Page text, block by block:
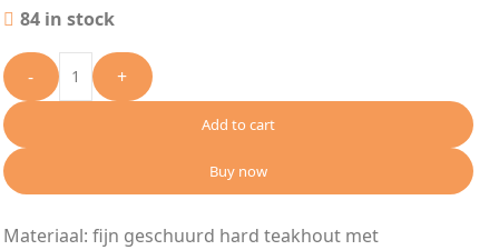
84 in stock
- +
Add to cart
Buy now
Materiaal: fijn geschuurd hard teakhout met